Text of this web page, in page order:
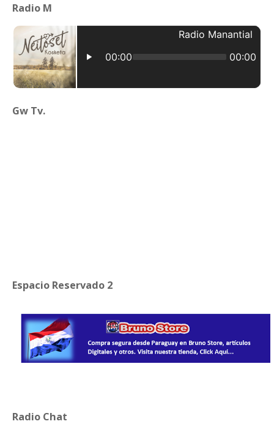
Radio M
Gw Tv.
Espacio Reservado 2
Radio Chat